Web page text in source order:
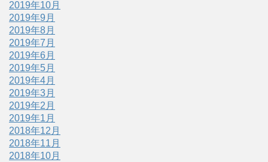
2019年10月
2019年9月
2019年8月
2019年7月
2019年6月
2019年5月
2019年4月
2019年3月
2019年2月
2019年1月
2018年12月
2018年11月
2018年10月